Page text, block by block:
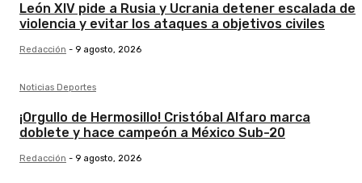
León XIV pide a Rusia y Ucrania detener escalada de
violencia y evitar los ataques a objetivos civiles
Redacción - 9 agosto, 2026
Noticias Deportes
¡Orgullo de Hermosillo! Cristóbal Alfaro marca
doblete y hace campeón a México Sub-20
Redacción - 9 agosto, 2026